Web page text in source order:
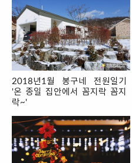
2018년1월 봉구네 전원일기
'온 종일 집안에서 꼼지락 꼼지
락~'